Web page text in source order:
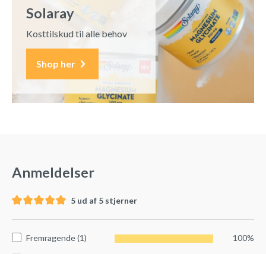
Solaray
Kosttilskud til alle behov
Shop her
Anmeldelser
5 ud af 5 stjerner
Fremragende (1) 100%